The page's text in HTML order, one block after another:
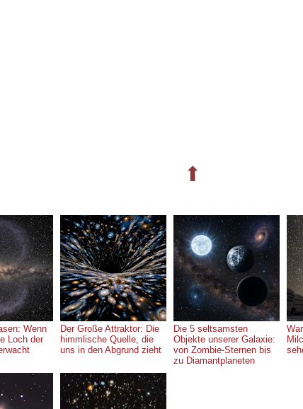
⬆
Wenn
Loch der
Der Große Attraktor: Die
himmlische Quelle, die
uns in den Abgrund zieht
Die 5 seltsamsten
Objekte unserer Galaxie:
von Zombie-Sternen bis
zu Diamantplaneten